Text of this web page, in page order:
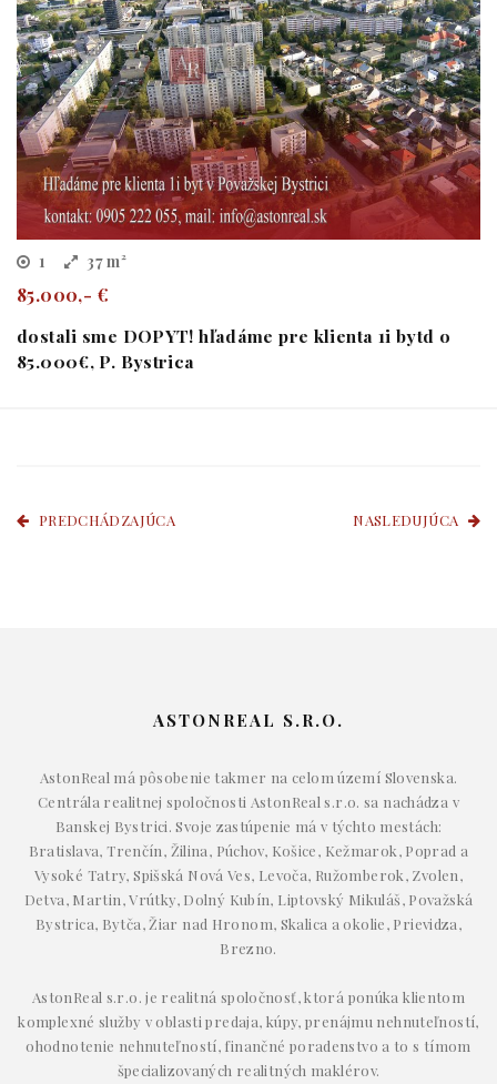
1 37 m²
85.000,- €
dostali sme DOPYT! hľadáme pre klienta 1i bytd o
85.000€, P. Bystrica
PREDCHÁDZAJÚCA NASLEDUJÚCA
ASTONREAL S.R.O.
AstonReal má pôsobenie takmer na celom území Slovenska.
Centrála realitnej spoločnosti AstonReal s.r.o. sa nachádza v
Banskej Bystrici. Svoje zastúpenie má v týchto mestách:
Bratislava, Trenčín, Žilina, Púchov, Košice, Kežmarok, Poprad a
Vysoké Tatry, Spišská Nová Ves, Levoča, Ružomberok, Zvolen,
Detva, Martin, Vrútky, Dolný Kubín, Liptovský Mikuláš, Považská
Bystrica, Bytča, Žiar nad Hronom, Skalica a okolie, Prievidza,
Brezno.
AstonReal s.r.o. je realitná spoločnosť, ktorá ponúka klientom
komplexné služby v oblasti predaja, kúpy, prenájmu nehnuteľností,
ohodnotenie nehnuteľností, finančné poradenstvo a to s tímom
špecializovaných realitných maklérov.